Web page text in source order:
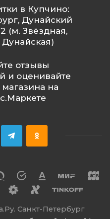
в Купчино:
Дунайский
(м. Звёздная,
Санкт-Петербург